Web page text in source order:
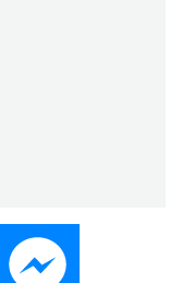
WhatsApp